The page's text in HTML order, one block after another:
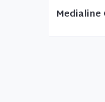
Medialine